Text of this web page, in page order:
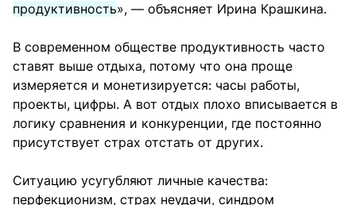
продуктивность», — объясняет Ирина Крашкина.
В современном обществе продуктивность часто
ставят выше отдыха, потому что она проще
измеряется и монетизируется: часы работы,
проекты, цифры. А вот отдых плохо вписывается в
логику сравнения и конкуренции, где постоянно
присутствует страх отстать от других.
Ситуацию усугубляют личные качества:
перфекционизм, страх неудачи, синдром